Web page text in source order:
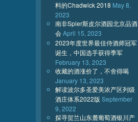
料的Chadwick 2018 May 8,
2023
南非Spier斯皮尔酒园北京品酒
会April 15, 2023
2023年度世界最佳侍酒师冠军
诞生，中国选手获得季军
February 13, 2023
收藏的酒涨价了，不舍得喝
January 13, 2023
解读波尔多圣爱美浓产区列级
酒庄体系2022版 September
9, 2022
探寻贺兰山东麓葡萄酒银川产